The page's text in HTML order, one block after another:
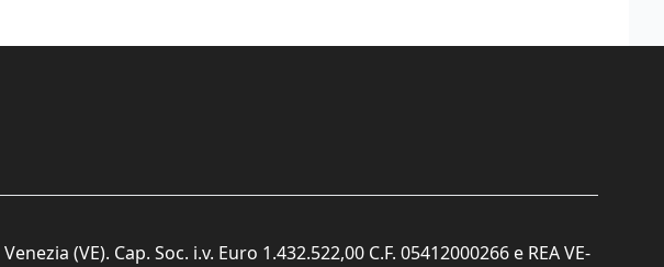
(VE). Cap. Soc. i.v. Euro 1.432.522,00 C.F. 05412000266 e REA VE-